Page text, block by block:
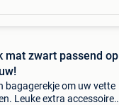
mat zwart passend op
bagagerekje om uw vette
Leuke extra accessoire